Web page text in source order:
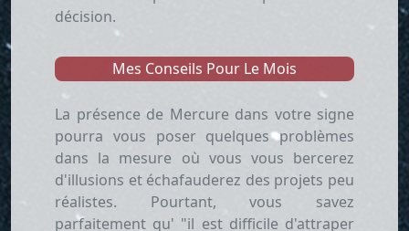
décision.
Mes Conseils Pour Le Mois
La présence de Mercure dans votre signe
pourra vous poser quelques problèmes
dans la mesure où vous vous bercerez
d'illusions et échafauderez des projets peu
réalistes. Pourtant, vous savez
parfaitement qu' "il est difficile d'attraper